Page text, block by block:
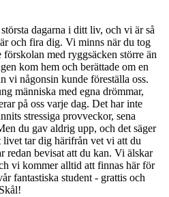
dagarna i ditt liv, och vi är så
och fira dig. Vi minns när du tog
med ryggsäcken större än
kom hem och berättade om en
vi någonsin kunde föreställa oss.
människa med egna drömmar,
på oss varje dag. Det har inte
stressiga provveckor, sena
du gav aldrig upp, och det säger
tar dig härifrån vet vi att du
redan bevisat att du kan. Vi älskar
vi kommer alltid att finnas här för
fantastiska student - grattis och